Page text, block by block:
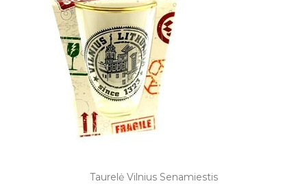
Taurelė Vilnius Senamiestis